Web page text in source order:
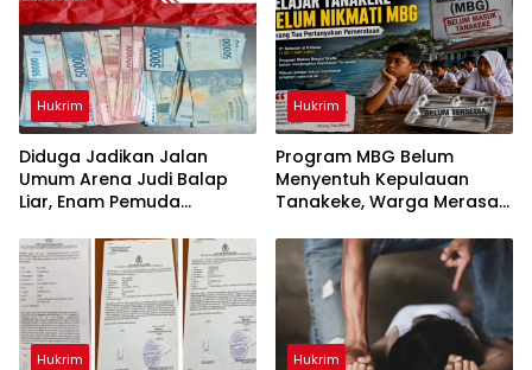
Hukrim
Diduga Jadikan Jalan
Umum Arena Judi Balap
Liar, Enam Pemuda
Gowa
Hukrim
Program MBG Belum
Menyentuh Kepulauan
Tanakeke, Warga Merasa
Hukrim Hukrim